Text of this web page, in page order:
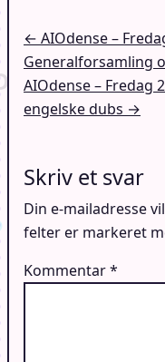
← AIOdense –
Generalforsamling
AIOdense – Fredag
engelske dubs →
Skriv et svar
Din e-mailadresse
felter er markeret
Kommentar*